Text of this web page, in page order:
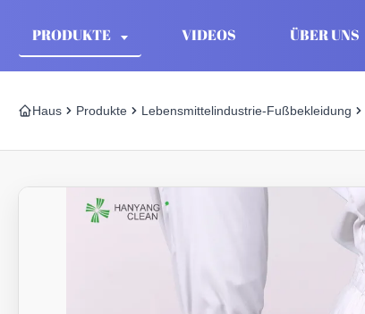
PRODUKTE VIDEOS ÜBER UNS
Haus Produkte Lebensmittelindustrie-Fußbekleidung